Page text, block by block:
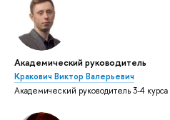
Академический руководитель
Кракович Виктор Валерьевич
Академический руководитель 3-4 курса